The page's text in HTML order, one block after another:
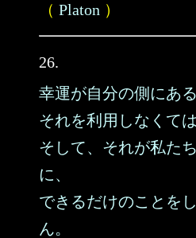
（ Platon ）
26.
幸運が自分の側にある
それを利用しなくて
そして、それが私た
に、
できるだけのことを
ん。